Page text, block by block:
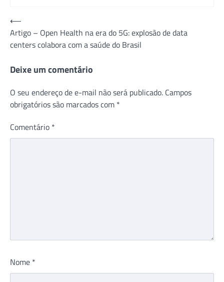
Navegação
de
Post
⟵
Artigo – Open Health na era do 5G: explosão de data
centers colabora com a saúde do Brasil
Deixe um comentário
O seu endereço de e-mail não será publicado. Campos
obrigatórios são marcados com *
Comentário *
Nome *